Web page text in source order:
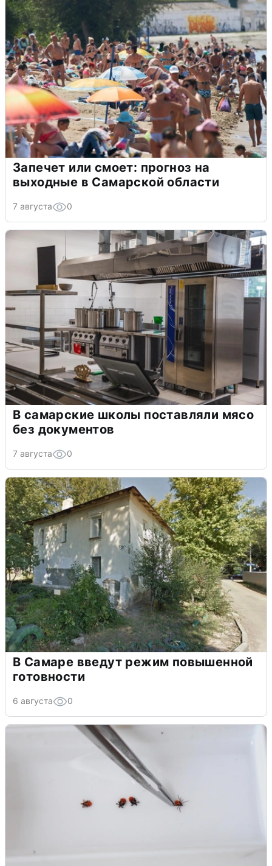
Запечет или смоет: прогноз на
выходные в Самарской области
7 августа 0
В самарские школы поставляли мясо
без документов
7 августа 0
В Самаре введут режим повышенной
готовности
6 августа 0